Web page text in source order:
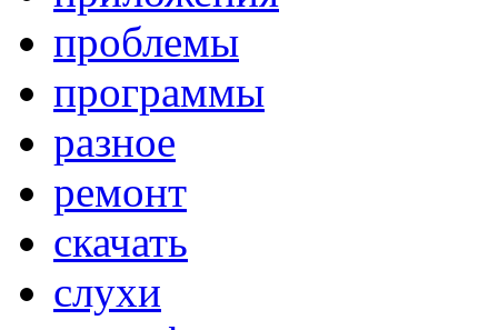
проблемы
программы
разное
ремонт
скачать
слухи